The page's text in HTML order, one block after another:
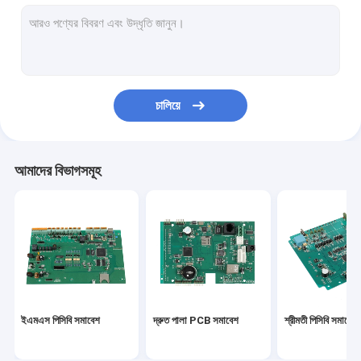
মেডিকেল PCBA
চালিয়ে
আমাদের বিভাগসমূহ
ইএমএস পিসিবি সমাবেশ দ্রুত পালা PCB সমাবেশ শ্রীমতী পিসিবি সমাবেশ